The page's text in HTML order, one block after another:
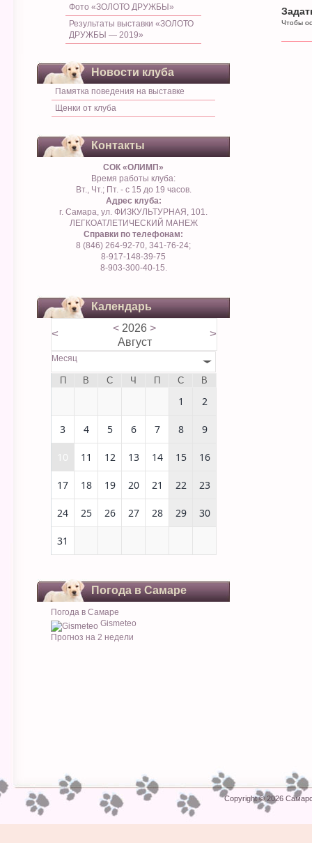
Фото «ЗОЛОТО ДРУЖБЫ»
Результаты выставки «ЗОЛОТО
ДРУЖБЫ — 2019»
Новости клуба
Памятка поведения на выставке
Щенки от клуба
Контакты
СОК «ОЛИМП»
Время работы клуба:
Вт., Чт.; Пт. - с 15 до 19 часов.
Адрес клуба:
г. Самара, ул. ФИЗКУЛЬТУРНАЯ, 101.
ЛЕГКОАТЛЕТИЧЕСКИЙ МАНЕЖ
Справки по телефонам:
8 (846) 264-92-70, 341-76-24;
8-917-148-39-75
8-903-300-40-15.
Календарь
< < 2026 >
Август
>
Месяц
П В С Ч П С В
1 2
3 4 5 6 7 8 9
10 11 12 13 14 15 16
17 18 19 20 21 22 23
24 25 26 27 28 29 30
31
Погода в Самаре
Погода в Самаре
Gismeteo
Прогноз на 2 недели
Чтобы
Copyright © 2026